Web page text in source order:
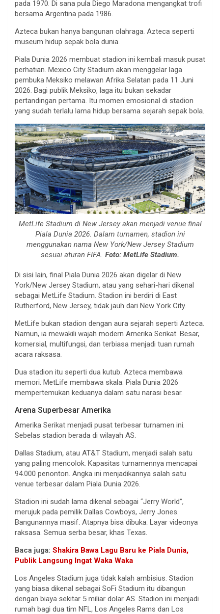
pada 1970. Di sana pula Diego Maradona mengangkat trofi
bersama Argentina pada 1986.
Azteca bukan hanya bangunan olahraga. Azteca seperti
museum hidup sepak bola dunia.
Piala Dunia 2026 membuat stadion ini kembali masuk pusat
perhatian. Mexico City Stadium akan menggelar laga
pembuka Meksiko melawan Afrika Selatan pada 11 Juni
2026. Bagi publik Meksiko, laga itu bukan sekadar
pertandingan pertama. Itu momen emosional di stadion
yang sudah terlalu lama hidup bersama sejarah sepak bola.
MetLife Stadium di New Jersey akan menjadi venue final
Piala Dunia 2026. Dalam turnamen, stadion ini
menggunakan nama New York/New Jersey Stadium
sesuai aturan FIFA. Foto: MetLife Stadium.
Di sisi lain, final Piala Dunia 2026 akan digelar di New
York/New Jersey Stadium, atau yang sehari-hari dikenal
sebagai MetLife Stadium. Stadion ini berdiri di East
Rutherford, New Jersey, tidak jauh dari New York City.
MetLife bukan stadion dengan aura sejarah seperti Azteca.
Namun, ia mewakili wajah modern Amerika Serikat. Besar,
komersial, multifungsi, dan terbiasa menjadi tuan rumah
acara raksasa.
Dua stadion itu seperti dua kutub. Azteca membawa
memori. MetLife membawa skala. Piala Dunia 2026
mempertemukan keduanya dalam satu narasi besar.
Arena Superbesar Amerika
Amerika Serikat menjadi pusat terbesar turnamen ini.
Sebelas stadion berada di wilayah AS.
Dallas Stadium, atau AT&T Stadium, menjadi salah satu
yang paling mencolok. Kapasitas turnamennya mencapai
94.000 penonton. Angka ini menjadikannya salah satu
venue terbesar dalam Piala Dunia 2026.
Stadion ini sudah lama dikenal sebagai “Jerry World”,
merujuk pada pemilik Dallas Cowboys, Jerry Jones.
Bangunannya masif. Atapnya bisa dibuka. Layar videonya
raksasa. Semua serba besar, khas Texas.
Baca juga: Shakira Bawa Lagu Baru ke Piala Dunia,
Publik Langsung Ingat Waka Waka
Los Angeles Stadium juga tidak kalah ambisius. Stadion
yang biasa dikenal sebagai SoFi Stadium itu dibangun
dengan biaya sekitar 5 miliar dolar AS. Stadion ini menjadi
rumah bagi dua tim NFL, Los Angeles Rams dan Los